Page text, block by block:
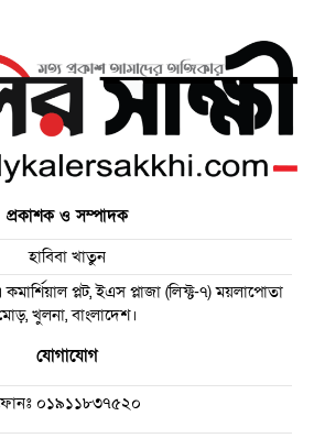
প্রকাশক ও সম্পাদক
হাবিবা খাতুন
প্লট, ইএস প্লাজা (লিফ্ট-৭) ময়লাপোতা
খুলনা, বাংলাদেশ।
যোগাযোগ
০১৯১১৮৩৭৫২০